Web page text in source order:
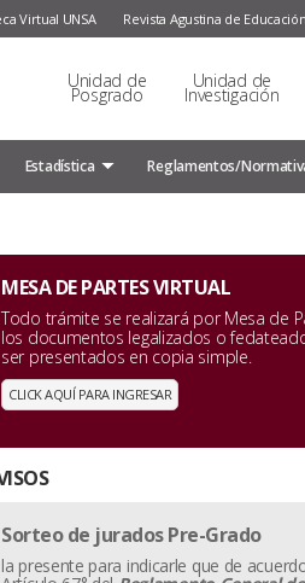
Virtual UNSA Revista Agustina de Educación
Unidad de
Posgrado
Unidad de
Investigación
Estadística Reglamentos/
MESA DE PARTES VIRTUAL
Todo trámite se realizará por Mesa de
los documentos legalizados o
ser presentados en copia simple.
CLICK AQUÍ PARA INGRESAR
Sorteo de jurados Pre-Grado
la presente para indicarle que de